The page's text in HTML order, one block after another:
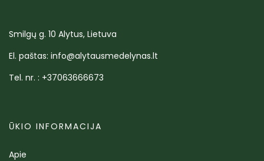
Smilgų g. 10 Alytus, Lietuva
El. paštas: info@alytausmedelynas.lt
Tel. nr. : +37063666673
ŪKIO INFORMACIJA
Apie